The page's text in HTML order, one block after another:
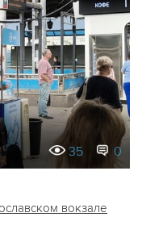
35 0
вокзале